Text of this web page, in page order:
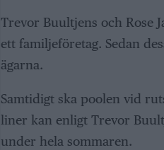
Trevor Buultjens och Rose
ett familjeföretag. Sedan
ägarna.
Samtidigt ska poolen vid
liner kan enligt Trevor
under hela sommaren.